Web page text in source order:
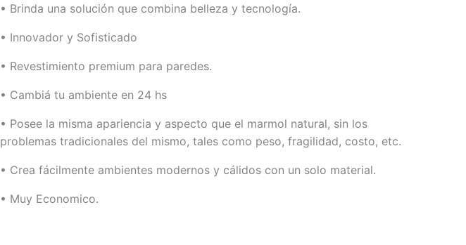
• Brinda una solución que combina belleza y tecnología.
• Innovador y Sofisticado
• Revestimiento premium para paredes.
• Cambiá tu ambiente en 24 hs
• Posee la misma apariencia y aspecto que el marmol natural, sin los
problemas tradicionales del mismo, tales como peso, fragilidad, costo, etc.
• Crea fácilmente ambientes modernos y cálidos con un solo material.
• Muy Economico.